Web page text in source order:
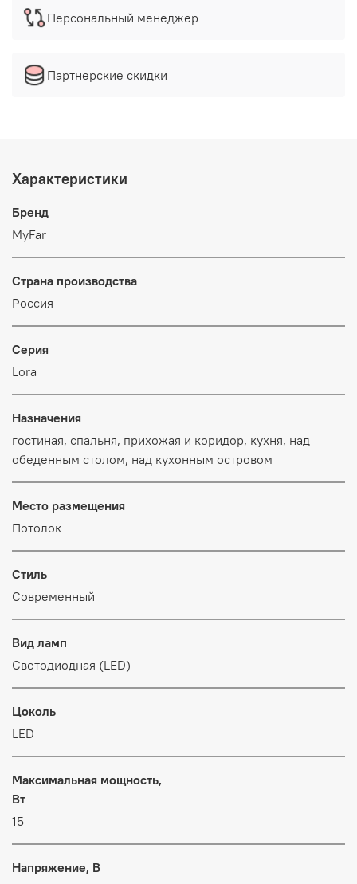
Персональный менеджер
Партнерские скидки
Характеристики
Бренд
MyFar
Страна производства
Россия
Серия
Lora
Назначения
гостиная, спальня, прихожая и коридор, кухня, над
обеденным столом, над кухонным островом
Место размещения
Потолок
Стиль
Современный
Вид ламп
Светодиодная (LED)
Цоколь
LED
Максимальная мощность,
Вт
15
Напряжение, В